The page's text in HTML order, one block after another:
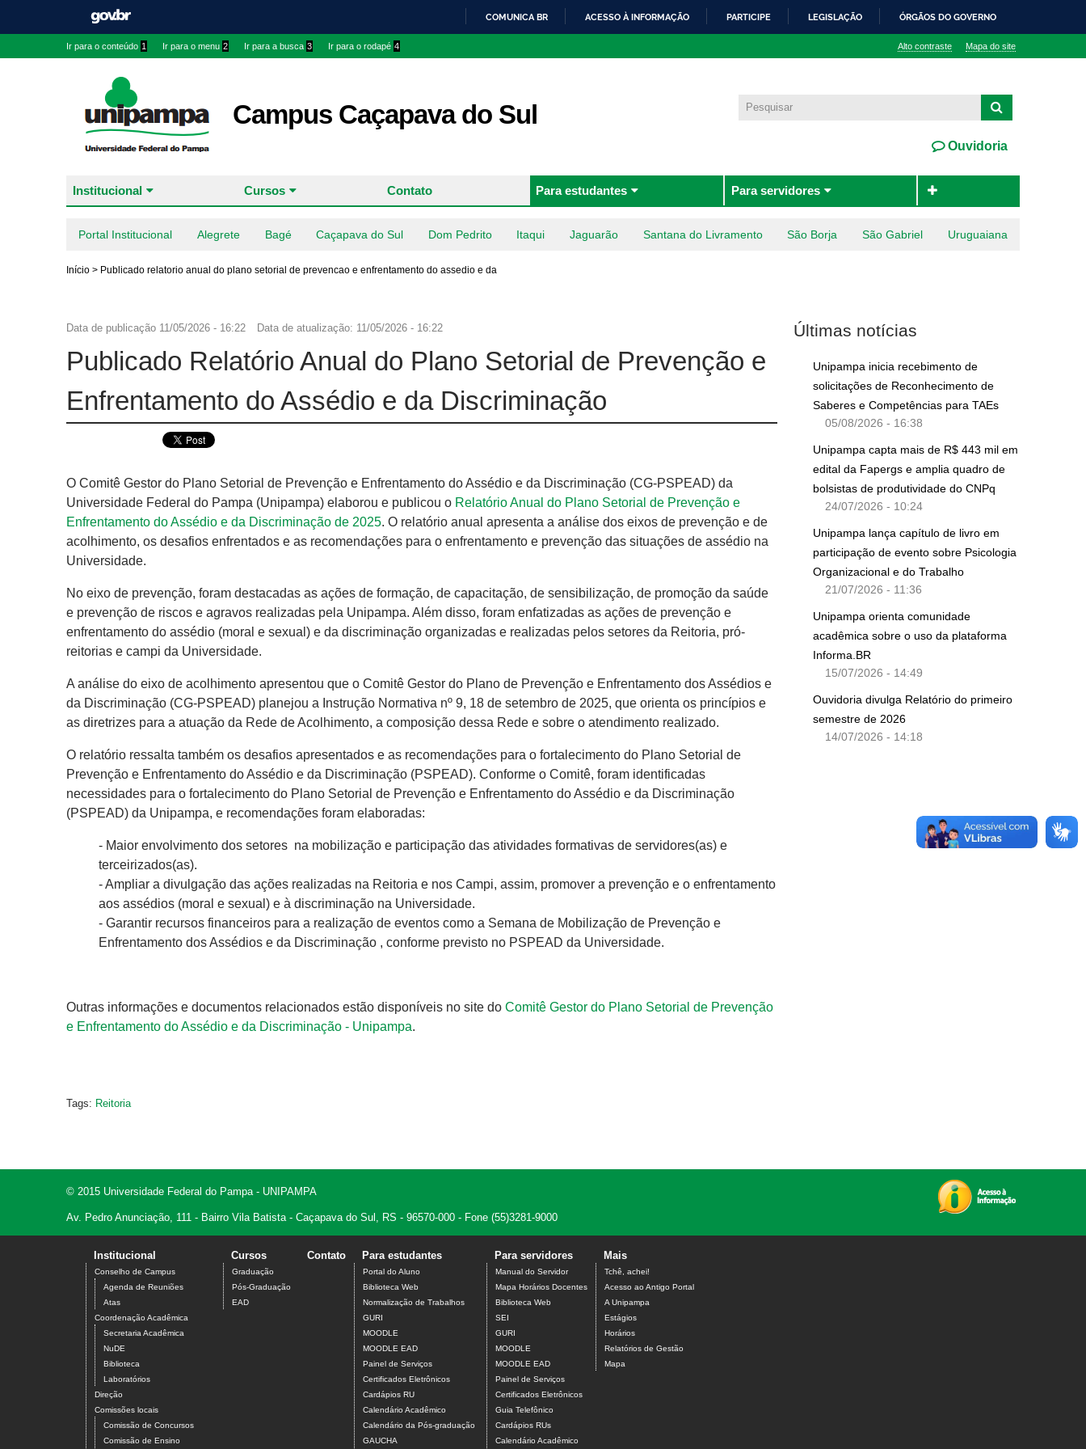
COMUNICA BR ACESSO À INFORMAÇÃO PARTICIPE LEGISLAÇÃO ÓRGÃOS DO GOVERNO
Ir para o conteúdo 1 Ir para o menu 2 Ir para a busca 3 Ir para o rodapé 4 Alto contraste Mapa do site
Campus Caçapava do Sul
Ouvidoria
Institucional Cursos Contato Para estudantes Para servidores
Portal Institucional Alegrete Bagé Caçapava do Sul Dom Pedrito Itaqui Jaguarão Santana do Livramento São Borja São Gabriel Uruguaiana
Início > Publicado relatorio anual do plano setorial de prevencao e enfrentamento do assedio e da
Data de publicação 11/05/2026 - 16:22 Data de atualização: 11/05/2026 - 16:22
Publicado Relatório Anual do Plano Setorial de Prevenção e
Enfrentamento do Assédio e da Discriminação
O Comitê Gestor do Plano Setorial de Prevenção e Enfrentamento do Assédio e da Discriminação (CG-PSPEAD) da
Universidade Federal do Pampa (Unipampa) elaborou e publicou o Relatório Anual do Plano Setorial de Prevenção e
Enfrentamento do Assédio e da Discriminação de 2025. O relatório anual apresenta a análise dos eixos de prevenção e de
acolhimento, os desafios enfrentados e as recomendações para o enfrentamento e prevenção das situações de assédio na
Universidade.
No eixo de prevenção, foram destacadas as ações de formação, de capacitação, de sensibilização, de promoção da saúde
e prevenção de riscos e agravos realizadas pela Unipampa. Além disso, foram enfatizadas as ações de prevenção e
enfrentamento do assédio (moral e sexual) e da discriminação organizadas e realizadas pelos setores da Reitoria, pró-
reitorias e campi da Universidade.
A análise do eixo de acolhimento apresentou que o Comitê Gestor do Plano de Prevenção e Enfrentamento dos Assédios e
da Discriminação (CG-PSPEAD) planejou a Instrução Normativa nº 9, 18 de setembro de 2025, que orienta os princípios e
as diretrizes para a atuação da Rede de Acolhimento, a composição dessa Rede e sobre o atendimento realizado.
O relatório ressalta também os desafios apresentados e as recomendações para o fortalecimento do Plano Setorial de
Prevenção e Enfrentamento do Assédio e da Discriminação (PSPEAD). Conforme o Comitê, foram identificadas
necessidades para o fortalecimento do Plano Setorial de Prevenção e Enfrentamento do Assédio e da Discriminação
(PSPEAD) da Unipampa, e recomendações foram elaboradas:
- Maior envolvimento dos setores na mobilização e participação das atividades formativas de servidores(as) e
terceirizados(as).
- Ampliar a divulgação das ações realizadas na Reitoria e nos Campi, assim, promover a prevenção e o enfrentamento
aos assédios (moral e sexual) e à discriminação na Universidade.
- Garantir recursos financeiros para a realização de eventos como a Semana de Mobilização de Prevenção e
Enfrentamento dos Assédios e da Discriminação , conforme previsto no PSPEAD da Universidade.
Outras informações e documentos relacionados estão disponíveis no site do Comitê Gestor do Plano Setorial de Prevenção
e Enfrentamento do Assédio e da Discriminação - Unipampa.
Tags: Reitoria
Últimas notícias
Unipampa inicia recebimento de
solicitações de Reconhecimento de
Saberes e Competências para TAEs
05/08/2026 - 16:38
Unipampa capta mais de R$ 443 mil em
edital da Fapergs e amplia quadro de
bolsistas de produtividade do CNPq
24/07/2026 - 10:24
Unipampa lança capítulo de livro em
participação de evento sobre Psicologia
Organizacional e do Trabalho
21/07/2026 - 11:36
Unipampa orienta comunidade
acadêmica sobre o uso da plataforma
Informa.BR
15/07/2026 - 14:49
Ouvidoria divulga Relatório do primeiro
semestre de 2026
14/07/2026 - 14:18
© 2015 Universidade Federal do Pampa - UNIPAMPA
Av. Pedro Anunciação, 111 - Bairro Vila Batista - Caçapava do Sul, RS - 96570-000 - Fone (55)3281-9000
Institucional
Conselho de Campus
Agenda de Reuniões
Atas
Coordenação Acadêmica
Secretaria Acadêmica
NuDE
Biblioteca
Laboratórios
Direção
Comissões locais
Comissão de Concursos
Comissão de Ensino
Cursos
Graduação
Pós-Graduação
EAD
Contato Para estudantes
Portal do Aluno
Biblioteca Web
Normalização de Trabalhos
GURI
MOODLE
MOODLE EAD
Painel de Serviços
Certificados Eletrônicos
Cardápios RU
Calendário Acadêmico
Calendário da Pós-graduação
GAUCHA
Para servidores
Manual do Servidor
Mapa Horários Docentes
Biblioteca Web
SEI
GURI
MOODLE
MOODLE EAD
Painel de Serviços
Certificados Eletrônicos
Guia Telefônico
Cardápios RUs
Calendário Acadêmico
Mais
Tchê, achei!
Acesso ao Antigo Portal
A Unipampa
Estágios
Horários
Relatórios de Gestão
Mapa